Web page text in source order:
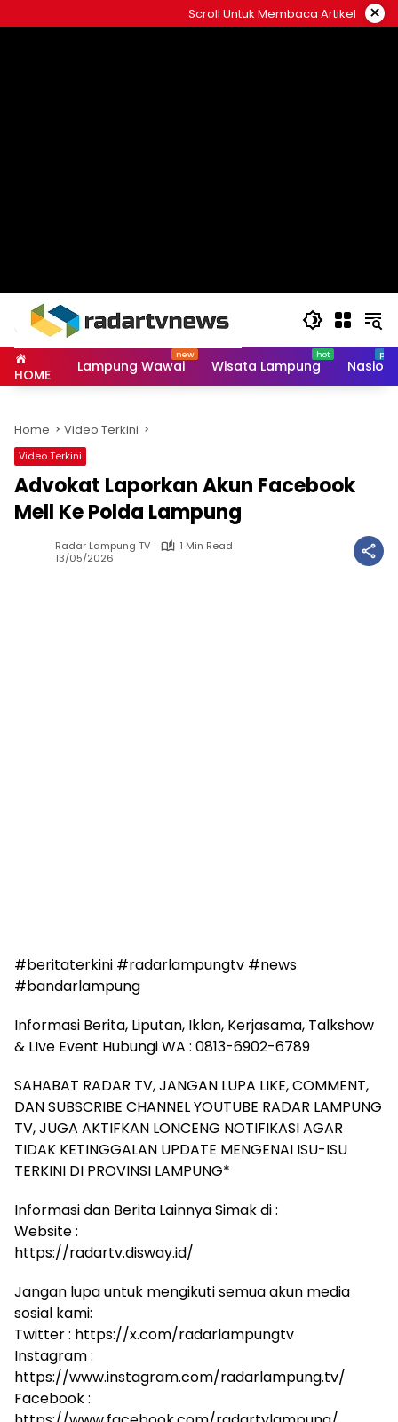
to
Scroll Untuk Membaca Artikel ×
HOME Lampung Wawai Wisata Lampung
Home Video Terkini
Video Terkini
Advokat Laporkan Akun Facebook
Mell Ke Polda Lampung
Radar Lampung TV
1 Min Read
13/05/2026
#beritaterkini #radarlampungtv #news
#bandarlampung
Informasi Berita, Liputan, Iklan, Kerjasama, Talkshow
& LIve Event Hubungi WA : 0813-6902-6789
SAHABAT RADAR TV, JANGAN LUPA LIKE, COMMENT,
DAN SUBSCRIBE CHANNEL YOUTUBE RADAR LAMPUNG
TV, JUGA AKTIFKAN LONCENG NOTIFIKASI AGAR
TIDAK KETINGGALAN UPDATE MENGENAI ISU-ISU
TERKINI DI PROVINSI LAMPUNG*
Informasi dan Berita Lainnya Simak di :
Website :
https://radartv.disway.id/
Jangan lupa untuk mengikuti semua akun media
sosial kami:
Twitter : https://x.com/radarlampungtv
Instagram :
https://www.instagram.com/radarlampung.tv/
Facebook :